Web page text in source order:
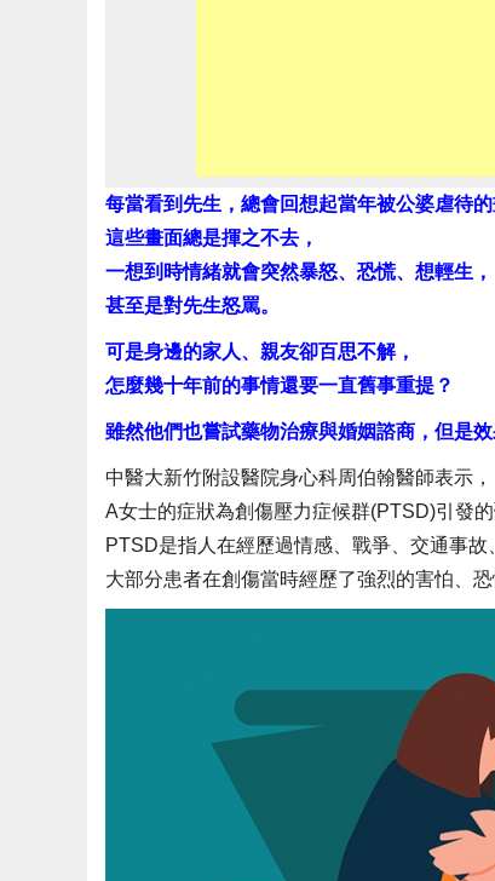
每當看到先生，總會回想起當年被公婆虐待的
這些畫面總是揮之不去，
一想到時情緒就會突然暴怒、恐慌、想輕生，
甚至是對先生怒罵。
可是身邊的家人、親友卻百思不解，
怎麼幾十年前的事情還要一直舊事重提？
雖然他們也嘗試藥物治療與婚姻諮商，但是效
中醫大新竹附設醫院身心科周伯翰醫師表示，
A女士的症狀為創傷壓力症候群(PTSD)引發的
PTSD是指人在經歷過情感、戰爭、交通事
大部分患者在創傷當時經歷了強烈的害怕、